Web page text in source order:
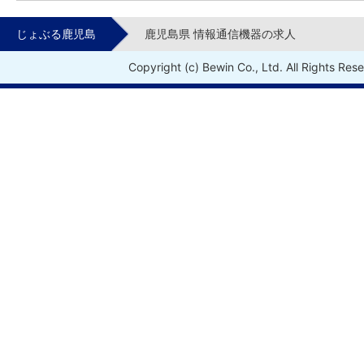
じょぶる鹿児島 鹿児島県 情報通信機器の求人
Copyright (c) Bewin Co., Ltd. All Rights